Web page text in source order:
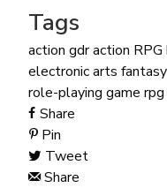
Tags
action gdraction RPG
electronic arts fantasy
role-playing game rpg
Share
Pin
Tweet
Share